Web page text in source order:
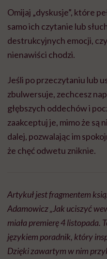
Omijaj „dyskusje”, które
samo ich czytanie lub
destrukcyjnych emocji,
nienawiści chodzi.
Jeśli po przeczytaniu lub
zbulwersuje, zechcesz
głębszych oddechów i
zaakceptuj je, mimo że są
dalej, pozwalając im
że chęć odwetu zniknie.
Artykuł jest fragmentem
Adamowicz „Jak uciszyć
miała premierę 4 listopada.
językiem poradnik, który
Dzięki zawartym w nim